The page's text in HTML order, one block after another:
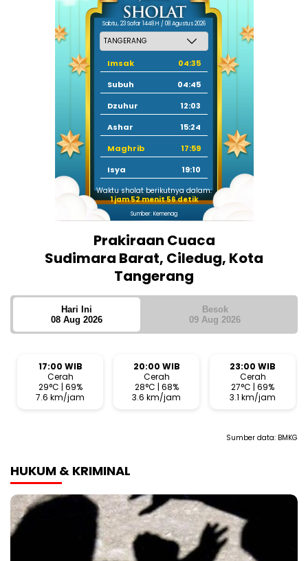
Sabtu, 23 Safar 1448 H / 08 Agustus 2026
Imsak
04:35
Subuh
04:45
Dzuhur
12:03
Ashar
15:24
Maghrib
17:59
Isya
19:10
Waktu sholat berikutnya dalam:
1 jam 52 menit 55 detik
Sumber: Kemenag
Prakiraan Cuaca
Sudimara Barat, Ciledug, Kota
Tangerang
Hari Ini
08 Aug 2026
Besok
09 Aug 2026
17:00 WIB
Cerah
29°C | 69%
7.6 km/jam
20:00 WIB
Cerah
28°C | 68%
3.6 km/jam
23:00 WIB
Cerah
27°C | 69%
3.1 km/jam
Sumber data: BMKG
HUKUM & KRIMINAL